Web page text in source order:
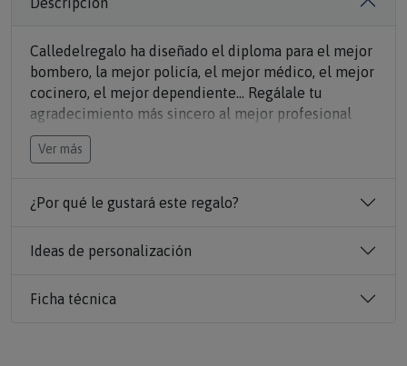
Calledelregalo ha diseñado el diploma para el mejor
bombero, la mejor policía, el mejor médico, el mejor
cocinero, el mejor dependiente... Regálale tu
agradecimiento más sincero al mejor profesional
con elDiploma para el mejor profesional del año
agradecimiento de una forma sencilla pero llena de
la dedicatoria, el nombre de las personas que le
Ver más
¿Por qué le gustará este regalo?
Ideas de personalización
Ficha técnica